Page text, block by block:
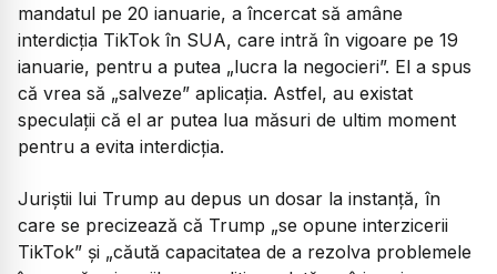
mandatul pe 20 ianuarie, a încercat să amâne
interdicția TikTok în SUA, care intră în vigoare pe 19
ianuarie, pentru a putea „lucra la negocieri”. El a spus
că vrea să „salveze” aplicația. Astfel, au existat
speculații că el ar putea lua măsuri de ultim moment
pentru a evita interdicția.
Juriștii lui Trump au depus un dosar la instanță, în
care se precizează că Trump „se opune interzicerii
TikTok” și „căută capacitatea de a rezolva problemele